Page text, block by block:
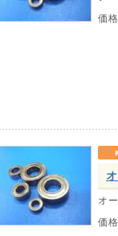
価格
オ
価格